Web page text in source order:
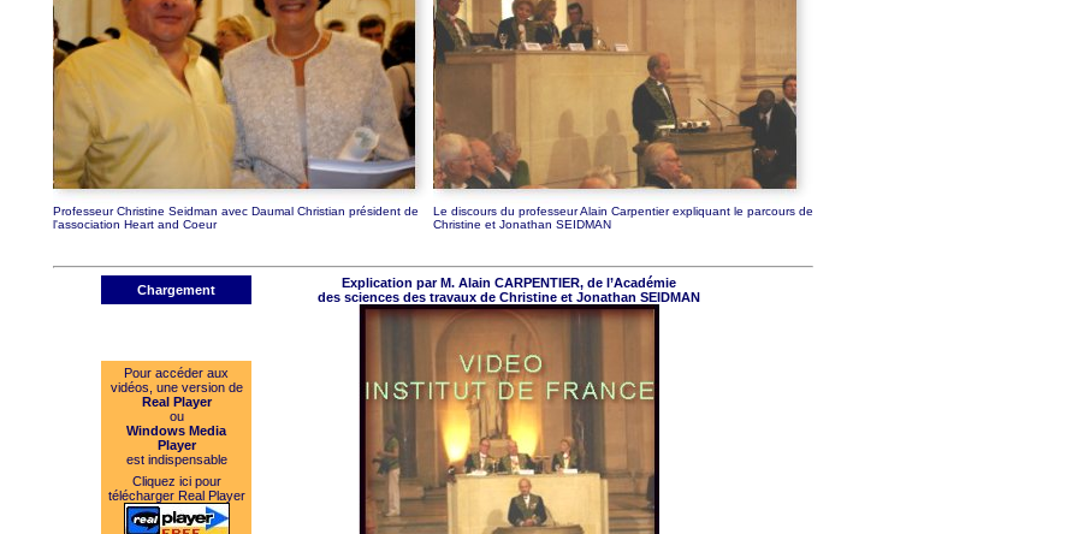
Professeur Christine Seidman avec Daumal Christian président de
l'association Heart and Coeur
Le discours du professeur Alain Carpentier expliquant le parcours de
Christine et Jonathan SEIDMAN
Chargement
Explication par M. Alain CARPENTIER, de l’Académie
des sciences des travaux de Christine et Jonathan SEIDMAN
Pour accéder aux
vidéos, une version de
Real Player
ou
Windows Media
Player
est indispensable
Cliquez ici pour
télécharger Real Player